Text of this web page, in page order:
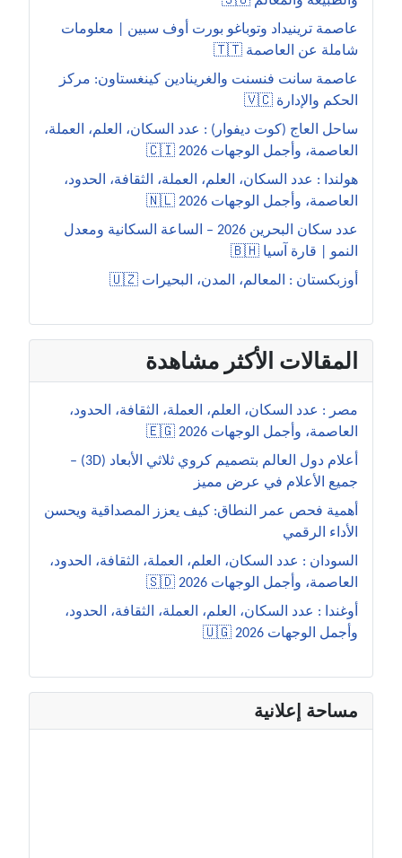
عاصمة ترينيداد وتوباغو بورت أوف سبين | معلومات
شاملة عن العاصمة 🇹🇹
عاصمة سانت فنسنت والغرينادين كينغستاون: مركز
الحكم والإدارة 🇻🇨
ساحل العاج (كوت ديفوار) : عدد السكان، العلم، العملة،
العاصمة، وأجمل الوجهات 2026 🇨🇮
هولندا : عدد السكان، العلم، العملة، الثقافة، الحدود،
العاصمة، وأجمل الوجهات 2026 🇳🇱
عدد سكان البحرين 2026 – الساعة السكانية ومعدل
النمو | قارة آسيا 🇧🇭
أوزبكستان : المعالم، المدن، البحيرات 🇺🇿
المقالات الأكثر مشاهدة
مصر : عدد السكان، العلم، العملة، الثقافة، الحدود،
العاصمة، وأجمل الوجهات 2026 🇪🇬
أعلام دول العالم بتصميم كروي ثلاثي الأبعاد (3D) –
جميع الأعلام في عرض مميز
أهمية فحص عمر النطاق: كيف يعزز المصداقية ويحسن
الأداء الرقمي
السودان : عدد السكان، العلم، العملة، الثقافة، الحدود،
العاصمة، وأجمل الوجهات 2026 🇸🇩
أوغندا : عدد السكان، العلم، العملة، الثقافة، الحدود،
وأجمل الوجهات 2026 🇺🇬
مساحة إعلانية